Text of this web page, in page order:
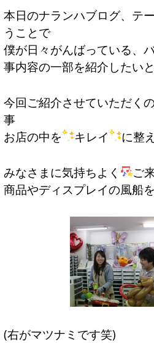
本日のナランハブログ、テ
うことで
僕が日々がんばっている、
事内容の一部を紹介したい
今回ご紹介させていただく
事
お店の中を
キレイ に整
みなさまに気持ちよく
ご
商品やディスプレイの風船
(右がマツナミです笑)